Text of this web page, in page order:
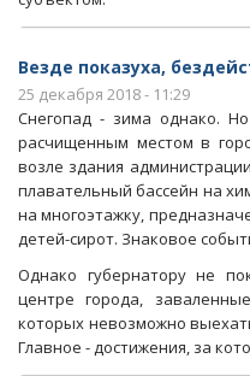
Везде показуха,
25 декабря 2018 - 11:29
Снегопад - зима однако.
расчищенным местом в
возле здания
плавательный бассейн на
на многоэтажку,
детей-сирот. Знаковое
Однако губернатору не
центре города,
которых невозможно
Главное - достижения, за